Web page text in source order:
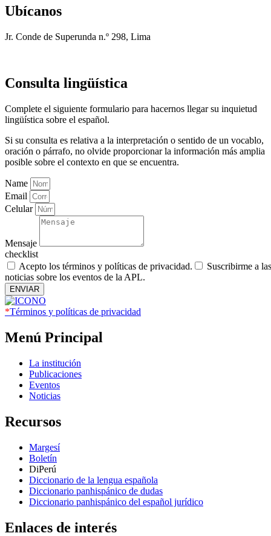
Ubícanos
Jr. Conde de Superunda n.º 298, Lima
Consulta lingüística
Complete el siguiente formulario para hacernos llegar su inquietud
lingüística sobre el español.
Si su consulta es relativa a la interpretación o sentido de un vocablo,
oración o párrafo, no olvide proporcionar la información más amplia
posible sobre el contexto en que se encuentra.
Name
Email
Celular
Mensaje
checklist
Acepto los términos y políticas de privacidad.
Suscribirme a las
noticias sobre los eventos de la APL.
ENVIAR
*Términos y políticas de privacidad
Menú Principal
La institución
Publicaciones
Eventos
Noticias
Recursos
Margesí
Boletín
DiPerú
Diccionario de la lengua española
Diccionario panhispánico de dudas
Diccionario panhispánico del español jurídico
Enlaces de interés